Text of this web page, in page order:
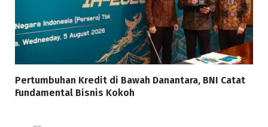
Pertumbuhan Kredit di Bawah Danantara, BNI Catat
Fundamental Bisnis Kokoh